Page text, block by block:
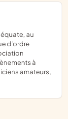
d'ordre
à
amateurs,